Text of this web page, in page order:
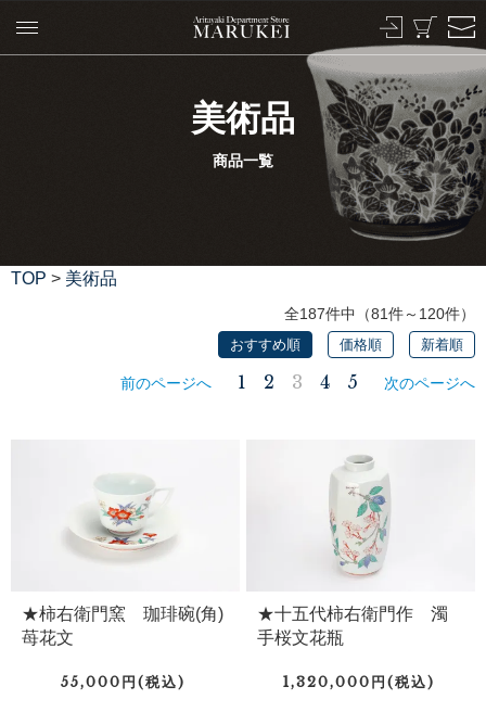
美術品
商品一覧
TOP > 美術品
全187件中（81件～120件）
おすすめ順 価格順 新着順
前のページへ 1 2 3 4 5 次のページへ
★柿右衛門窯 珈琲碗(角)
苺花文
55,000円(税込)
★十五代柿右衛門作 濁
手桜文花瓶
1,320,000円(税込)